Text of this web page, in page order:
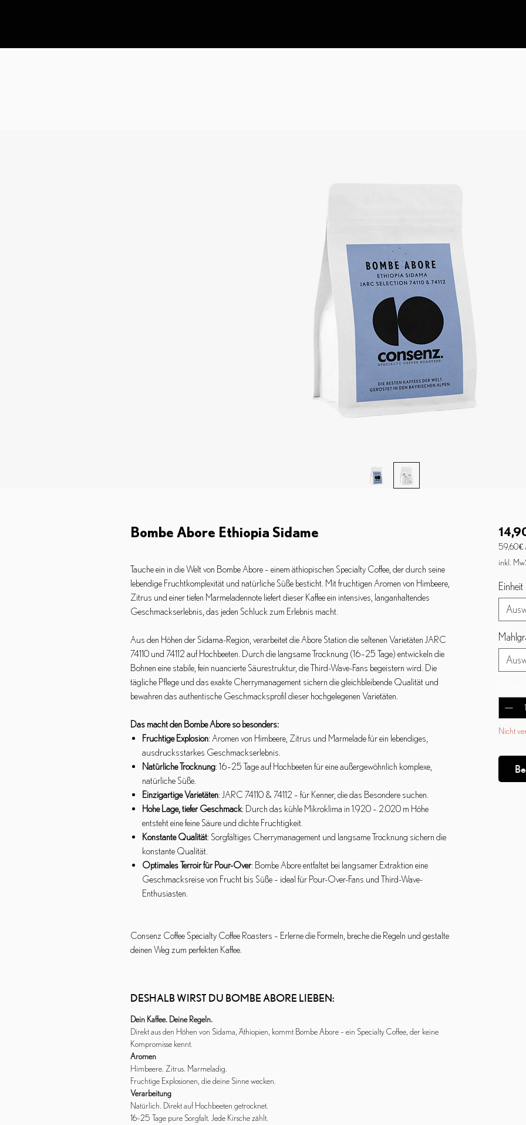
Bombe Abore Ethiopia Sidame
Tauche ein in die Welt von Bombe Abore – einem äthiopischen Specialty Coffee, der durch seine
lebendige Fruchtkomplexität und natürliche Süße besticht. Mit fruchtigen Aromen von Himbeere,
Zitrus und einer tiefen Marmeladennote liefert dieser Kaffee ein intensives, langanhaltendes
Geschmackserlebnis, das jeden Schluck zum Erlebnis macht.
Aus den Höhen der Sidama-Region, verarbeitet die Abore Station die seltenen Varietäten JARC
74110 und 74112 auf Hochbeeten. Durch die langsame Trocknung (16–25 Tage) entwickeln die
Bohnen eine stabile, fein nuancierte Säurestruktur, die Third-Wave-Fans begeistern wird. Die
tägliche Pflege und das exakte Cherrymanagement sichern die gleichbleibende Qualität und
bewahren das authentische Geschmacksprofil dieser hochgelegenen Varietäten.
Das macht den Bombe Abore so besonders:
Fruchtige Explosion: Aromen von Himbeere, Zitrus und Marmelade für ein lebendiges,
ausdrucksstarkes Geschmackserlebnis.
Natürliche Trocknung: 16–25 Tage auf Hochbeeten für eine außergewöhnlich komplexe,
natürliche Süße.
Einzigartige Varietäten: JARC 74110 & 74112 – für Kenner, die das Besondere suchen.
Hohe Lage, tiefer Geschmack: Durch das kühle Mikroklima in 1.920 – 2.020 m Höhe
entsteht eine feine Säure und dichte Fruchtigkeit.
Konstante Qualität: Sorgfältiges Cherrymanagement und langsame Trocknung sichern die
konstante Qualität.
Optimales Terroir für Pour-Over: Bombe Abore entfaltet bei langsamer Extraktion eine
Geschmacksreise von Frucht bis Süße – ideal für Pour-Over-Fans und Third-Wave-
Enthusiasten.
Consenz Coffee Specialty Coffee Roasters – Erlerne die Formeln, breche die Regeln und gestalte
deinen Weg zum perfekten Kaffee.
DESHALB WIRST DU BOMBE ABORE LIEBEN:
Dein Kaffee. Deine Regeln.
Direkt aus den Höhen von Sidama, Äthiopien, kommt Bombe Abore – ein Specialty Coffee, der keine
Kompromisse kennt.
Aromen
Himbeere. Zitrus. Marmeladig.
Fruchtige Explosionen, die deine Sinne wecken.
Verarbeitung
Natürlich. Direkt auf Hochbeeten getrocknet.
16–25 Tage pure Sorgfalt. Jede Kirsche zählt.
59,60 €
59,60 €
1
inkl.
Einheit
Nicht